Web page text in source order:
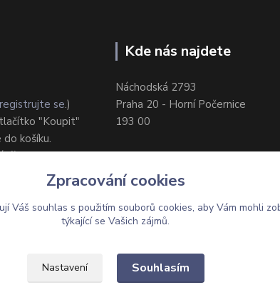
se.)
"Koupit"
košíku.
platby.
Kde nás najdete
Náchodská 2793
Praha 20 - Horní Počernice
193 00
Upravit sběr cookies.
Zpracování cookies
Váš souhlas s použitím souborů cookies, aby Vám mohli
týkající se Vašich zájmů.
Nastavení Souhlasím